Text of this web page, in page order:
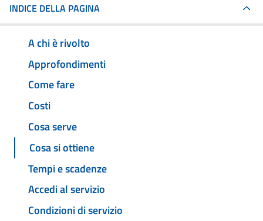
INDICE DELLA PAGINA
A chi è rivolto
Approfondimenti
Come fare
Costi
Cosa serve
Cosa si ottiene
Tempi e scadenze
Accedi al servizio
Condizioni di servizio